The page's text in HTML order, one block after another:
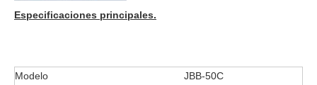
Especificaciones principales.
Modelo
JBB-50C